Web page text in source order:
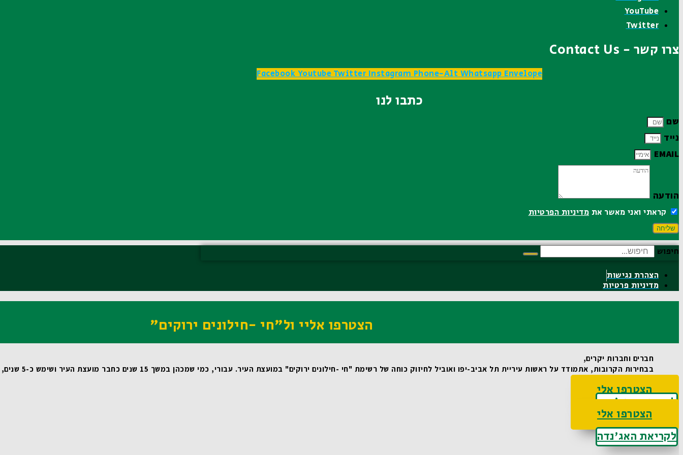
YouTube
Twitter
צרו קשר - Contact Us
FacebookYoutubeTwitterInstagramPhone-AltWhatsappEnvelope
כתבו לנו
שם
נייד
EMAIL
הודעה
קראתי ואני מאשר את מדיניות הפרטיות
שליחה
חיפוש
הצהרת נגישות
מדיניות פרטיות
הצטרפו אליי ול"חי -חילונים ירוקים"
חברים וחברות יקרים,
בבחירות הקרובות, אתמודד על ראשות עיריית תל אביב-יפו ואוביל לחיזוק כוחה של רשימת "חי -חילונים ירוקים" במועצת העיר. עבורי, כמי שמכהן במשך 15 שנים כחבר מועצת העיר ושימש כ-5 שנים, כסגן ראש העיר, מדובר במהלך טבעי ומתבקש. עבורי זאת משימת חיים!
הצטרפו אלי
לקריאת האג'נדה
הצטרפו אלי
לקריאת האג'נדה